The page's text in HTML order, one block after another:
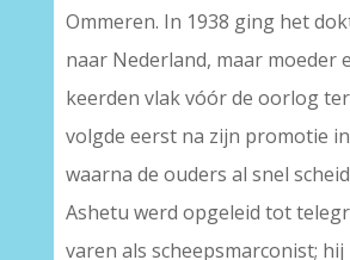
Ommeren. In 1938 ging het
naar Nederland, maar moeder
keerden vlak vóór de oorlog
volgde eerst na zijn promotie
waarna de ouders al snel
Ashetu werd opgeleid tot
varen als scheepsmarconist;